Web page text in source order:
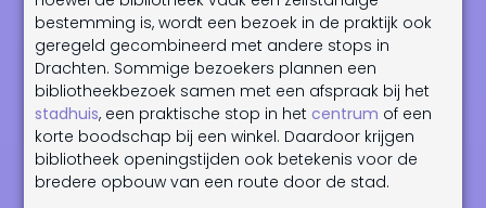
bestemming is, wordt een bezoek in de praktijk ook
geregeld gecombineerd met andere stops in
Drachten. Sommige bezoekers plannen een
bibliotheekbezoek samen met een afspraak bij het
stadhuis, een praktische stop in het centrum of een
korte boodschap bij een winkel. Daardoor krijgen
bibliotheek openingstijden ook betekenis voor de
bredere opbouw van een route door de stad.